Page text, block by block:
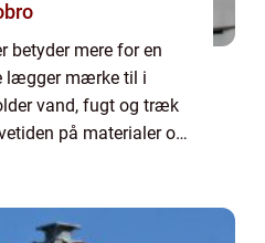
mere for en
lægger mærke til i
vand, fugt og træk
på materialer og